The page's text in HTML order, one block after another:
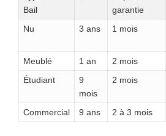
Bail
garantie
Nu 3 ans 1 mois
Meublé
1 an 2 mois
Étudiant
9
mois
2 mois
Commercial 9 ans 2 à 3 mois